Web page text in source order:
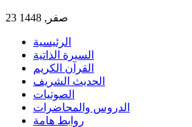
23 صفر, 1448
الرئيسية
السيرة الذاتية
القرآن الكريم
الحديث الشريف
الصوتيات
الدروس والمحاضرات
روابط هامة